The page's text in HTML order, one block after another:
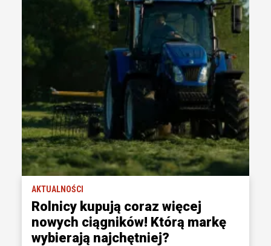
AKTUALNOŚCI
Rolnicy kupują coraz więcej
nowych ciągników! Którą markę
wybierają najchętniej?